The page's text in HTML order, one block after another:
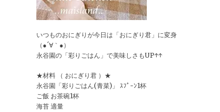
いつものおにぎりが今日は「おにぎり君」に変身
（●´∀｀●）
永谷園の「彩りごはん」で美味しさもUP↑↑
★材料 （ おにぎり君 ）★
永谷園「彩りごはん(青菜)」 ｽﾌﾟｰﾝ1杯
ご飯 お茶碗1杯
海苔 適量